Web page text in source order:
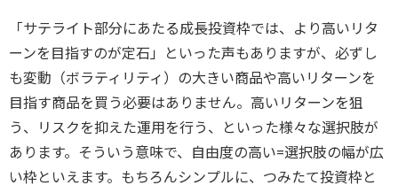
「サテライト部分にあたる成長投資枠では、より高いリタ
ーンを目指すのが定石」といった声もありますが、必ずし
も変動（ボラティリティ）の大きい商品や高いリターンを
目指す商品を買う必要はありません。高いリターンを狙
う、リスクを抑えた運用を行う、といった様々な選択肢が
あります。そういう意味で、自由度の高い=選択肢の幅が広
い枠といえます。もちろんシンプルに、つみたて投資枠と